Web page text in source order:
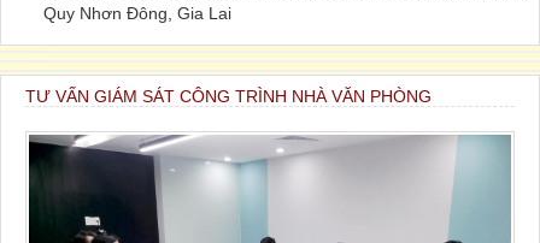
Quy Nhơn Đông, Gia Lai
TƯ VẤN GIÁM SÁT CÔNG TRÌNH NHÀ VĂN PHÒNG